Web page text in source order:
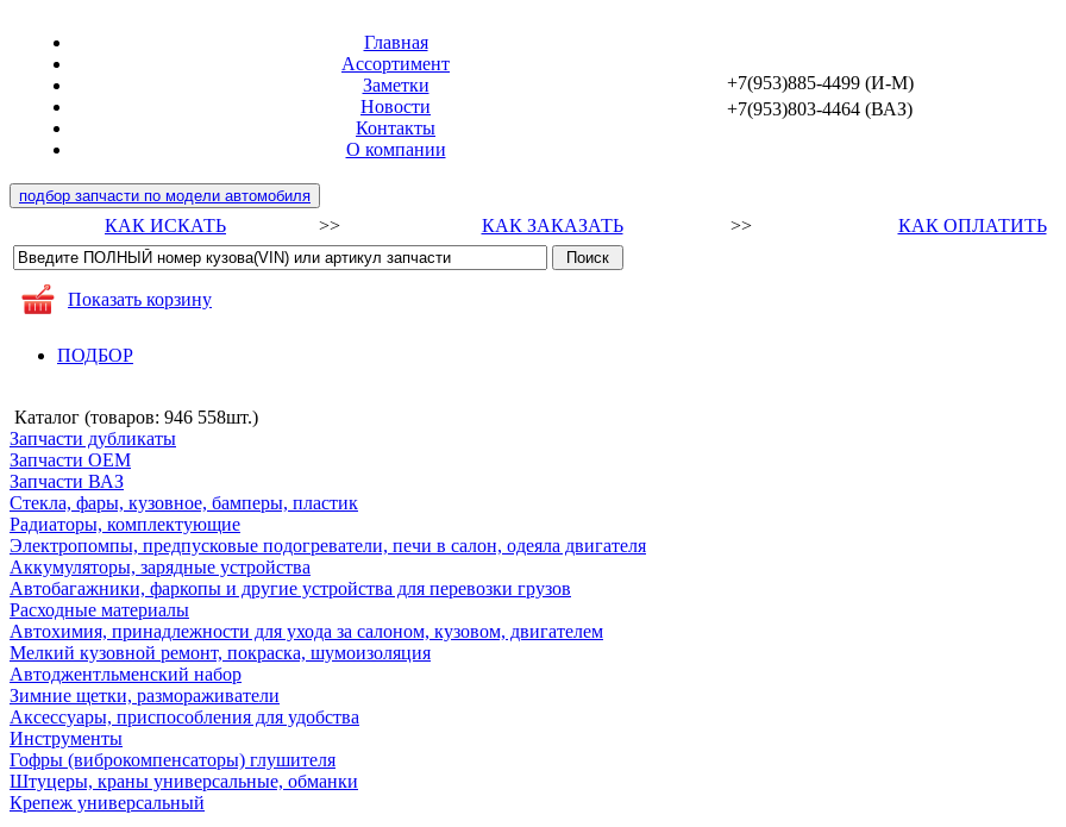
Главная
Ассортимент
Заметки
Новости
Контакты
О компании
+7(953)885-4499 (И-М)
+7(953)803-4464 (ВАЗ)
подбор запчасти по модели автомобиля
КАК ИСКАТЬ >> КАК ЗАКАЗАТЬ >> КАК ОПЛАТИТЬ
Показать корзину
ПОДБОР
Каталог (товаров: 946 558шт.)
Запчасти дубликаты
Запчасти ОЕМ
Запчасти ВАЗ
Стекла, фары, кузовное, бамперы, пластик
Радиаторы, комплектующие
Электропомпы, предпусковые подогреватели, печи в салон, одеяла двигателя
Аккумуляторы, зарядные устройства
Автобагажники, фаркопы и другие устройства для перевозки грузов
Расходные материалы
Автохимия, принадлежности для ухода за салоном, кузовом, двигателем
Мелкий кузовной ремонт, покраска, шумоизоляция
Автоджентльменский набор
Зимние щетки, размораживатели
Аксессуары, приспособления для удобства
Инструменты
Гофры (виброкомпенсаторы) глушителя
Штуцеры, краны универсальные, обманки
Крепеж универсальный